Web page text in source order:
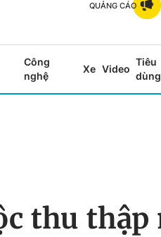
QUẢNG CÁO
Công
nghệ
Xe Video
Tiêu
dùng
thu thập